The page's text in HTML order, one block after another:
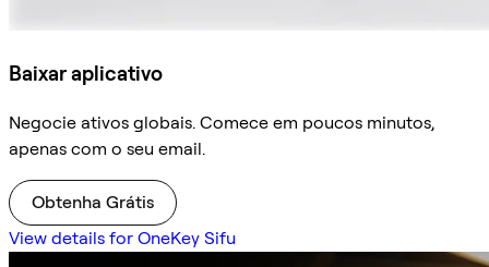
Baixar aplicativo
Negocie ativos globais. Comece em poucos minutos,
apenas com o seu email.
Obtenha Grátis
View details for OneKey Sifu